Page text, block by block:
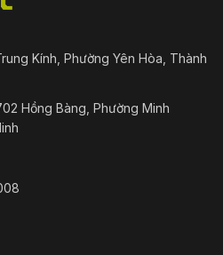
Kính, Phường Yên Hòa, Thành
Hồng Bàng, Phường Minh